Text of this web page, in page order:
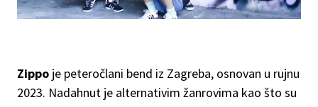
Zippo je peteročlani bend iz Zagreba, osnovan u rujnu
2023. Nadahnut je alternativim žanrovima kao što su